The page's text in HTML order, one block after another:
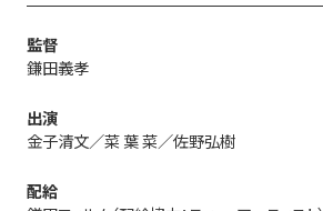
監督
鎌田義孝
出演
金子清文／菜 葉 菜／佐野弘樹
配給